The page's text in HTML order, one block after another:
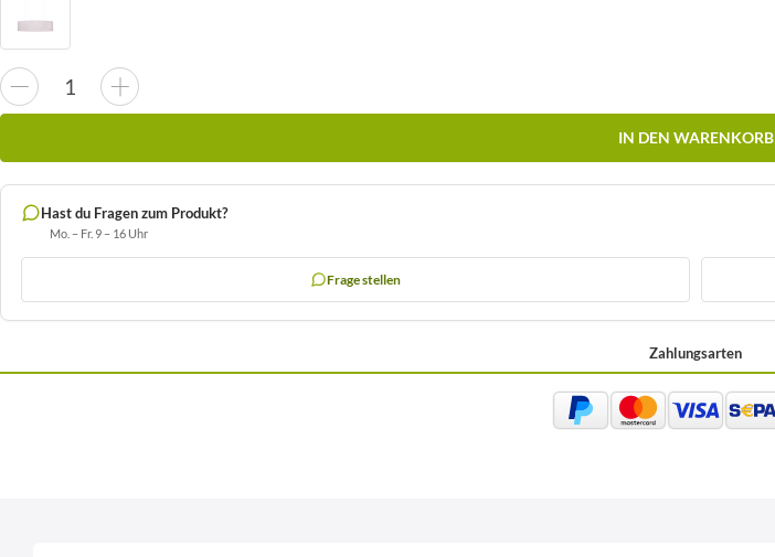
IN DEN WARENKORB
Hast du Fragen zum Produkt?
Mo. – Fr. 9 – 16 Uhr
Frage stellen
Zahlungsarten